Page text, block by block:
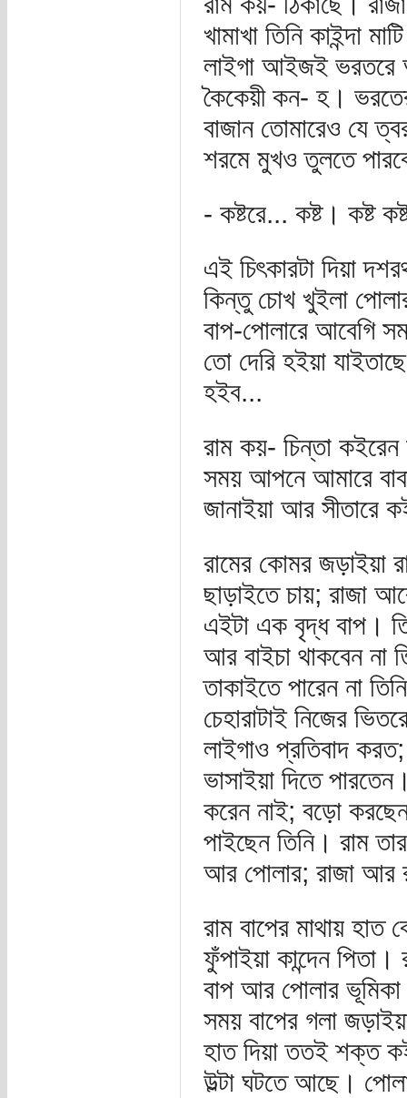
খামাখা তিনি কাইন্দা
লাইগা আইজই ভরতরে
কৈকেয়ী কন- হ।
বাজান তোমারেও যে
শরমে মুখও তুলতে
- কষ্টরে... কষ্ট। কষ্ট
এই চিৎকারটা দিয়া
কিন্তু চোখ খুইলা
বাপ-পোলারে আবেগি
তো দেরি হইয়া
হইব...
রাম কয়- চিন্তা
সময় আপনে আমারে
জানাইয়া আর সীতারে
রামের কোমর জড়াইয়া
ছাড়াইতে চায়; রাজা
এইটা এক বৃদ্ধ বাপ।
আর বাইচা থাকবেন না
তাকাইতে পারেন না
চেহারাটাই নিজের
লাইগাও প্রতিবাদ
ভাসাইয়া দিতে
করেন নাই; বড়ো
পাইছেন তিনি। রাম
আর পোলার; রাজা আর
রাম বাপের মাথায় হাত
ফুঁপাইয়া কান্দেন
বাপ আর পোলার
সময় বাপের গলা
হাত দিয়া ততই শক্ত
উল্টা ঘটতে আছে।